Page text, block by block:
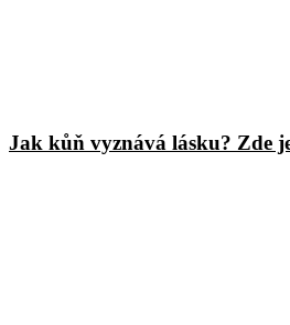
Jak kůň vyznává lásku? Zde